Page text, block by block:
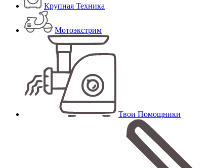
Крупная Техника
Мотоэкстрим
Твои Помощники